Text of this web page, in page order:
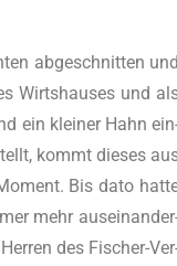
abge­schnit­ten und
Wirts­hau­ses und
ein klei­ner Hahn
kommt die­ses
Bis dato
mehr
des Fischer-